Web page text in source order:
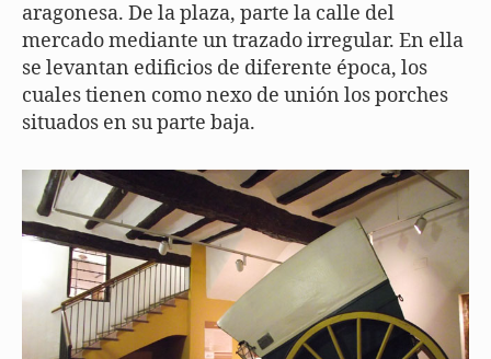
aragonesa. De la plaza, parte la calle del
mercado mediante un trazado irregular. En ella
se levantan edificios de diferente época, los
cuales tienen como nexo de unión los porches
situados en su parte baja.